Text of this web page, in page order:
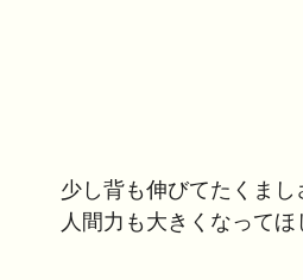
少し背も伸びてたくま
人間力も大きくなってほ